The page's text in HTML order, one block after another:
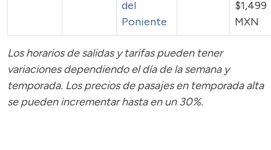
del
Poniente
$1,499
MXN
Los horarios de salidas y tarifas pueden tener
variaciones dependiendo el día de la semana y
temporada. Los precios de pasajesen temporada alta
se pueden incrementar hasta en un 30%.